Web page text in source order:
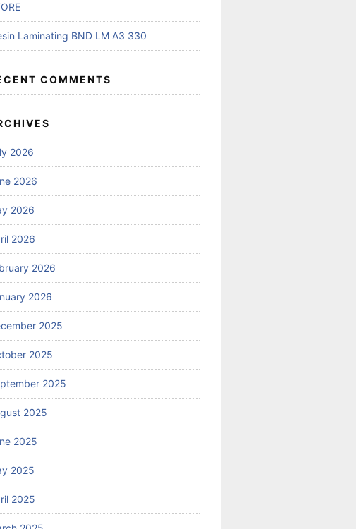
Laminating BND LM A3 330
COMMENTS
2026
2026
2026
2026
2026
2026
2025
2025
2025
2025
2025
2025
2025